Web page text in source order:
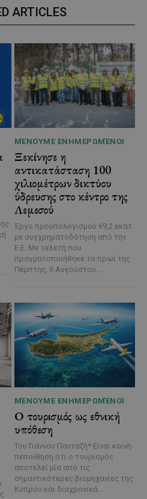
ARTICLES
ΜΈΝΟΥΜΕ ΕΝΗΜΕΡΩΜΈΝΟΙ
Ξεκίνησε η
αντικατάσταση 100
χιλιομέτρων δικτύου
ύδρευσης στο κέντρο της
Λεμεσού
Έργο προϋπολογισμού €9,2 εκατ.
με συγχρηματοδότηση από την
Ε.Ε. Με τελετή που
πραγματοποιήθηκε το πρωί της
Πέμπτης, 6 Αυγούστου...
ΜΈΝΟΥΜΕ ΕΝΗΜΕΡΩΜΈΝΟΙ
Ο τουρισμός ως εθνική
υπόθεση
Του Γιάννου Πανταζή* Είναι κοινή
πεποίθηση ότι ο τουρισμός
αποτελεί μία από τις
σημαντικότερες βιομηχανίες της
Κύπρου και διαχρονικά...